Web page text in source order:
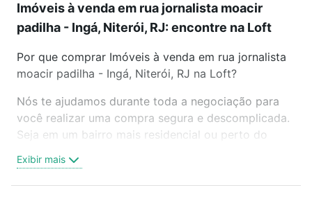
Imóveis à venda em rua jornalista moacir
padilha - Ingá, Niterói, RJ: encontre na Loft
Por que comprar Imóveis à venda em rua jornalista
moacir padilha - Ingá, Niterói, RJ na Loft?
Nós te ajudamos durante toda a negociação para
você realizar uma compra segura e descomplicada.
Seja em um bairro mais residencial ou perto do
oferta ideal de Imóveis à venda em rua jornalista
moacir padilha - Ingá, Niterói, RJ para conquistar
Exibir mais